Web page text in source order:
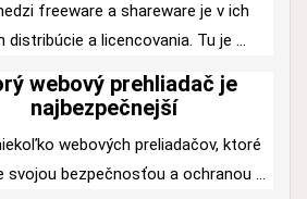
freeware a shareware je v ich
distribúcie a licencovania. Tu je ...
webový prehliadač je
najbezpečnejší
webových preliadačov, ktoré
svojou bezpečnosťou a ochranou ...